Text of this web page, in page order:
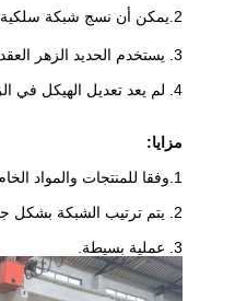
2. يمكن أن نسج شبكة سلكية 3.0 مم بسهولة مثل نسج الماكينة العادية 2.4 ملم شبكة سلكية ، والسرعة هي أيضًا بنفس النمط العادي.
3. يستخدم الحديد الزهر العقدي بواسطة آلة جديدة ، وصلابة جيدة ومقاومة للاهتراء.
4. لم يعد تعديل الهيكل في الرف وقضيب التوصيل الكبير ، أسهل وأكثر موثوقية للعمل.
مزايا:
1.وفقا للمنتجات والمواد الخام ضبط السرعة بشكل مناسب وتقليل معدل كسر.
2. يتم ترتيب الشبكة بشكل جيد وتوزيعها بالتساوي والمنظم.
3. عملية بسيطة.